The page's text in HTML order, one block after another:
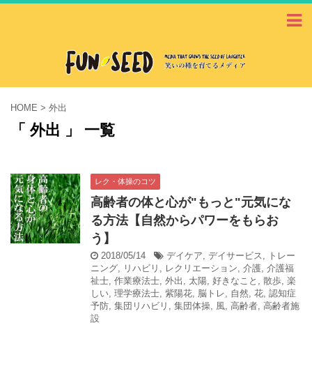
HOME > 外出
「 外出 」 一覧
レク・体操のコツ
高齢者の体と心が"もっと"元気にな
る方法【自然からパワーをもらお
う】
2018/05/14 デイケア, デイサービス,
トレー
ニング, リハビリ , レクリエーション, 介護, 介護福
祉士, 作業療法士, 外出 , 太陽, 好きなこと , 散歩, 楽
しい, 理学療法士, 紫陽花, 脳トレ, 自然, 花, 認知症
予防, 集団リハビリ , 集団体操, 風, 高齢者, 高齢者施
設